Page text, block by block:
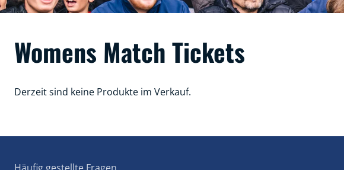
Womens Match Tickets
Derzeit sind keine Produkte im Verkauf.